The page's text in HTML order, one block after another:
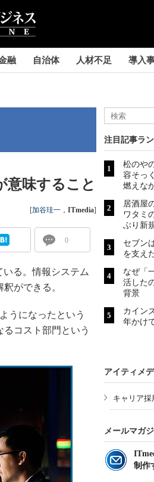
融 自治体 人材不足 導入
味すること
[加谷珪一 ， ITmedia]
0
る。情報システム
ができる。
うになったという
コスト部門という
注目記事ラ
松のや
容そっ
燃えな
居酒屋
ワタミ
ぶり新
セブン
を支え
なぜ「
活した
背景
カイン
年かけ
アイティメ
キャリア
メールマガ
制作